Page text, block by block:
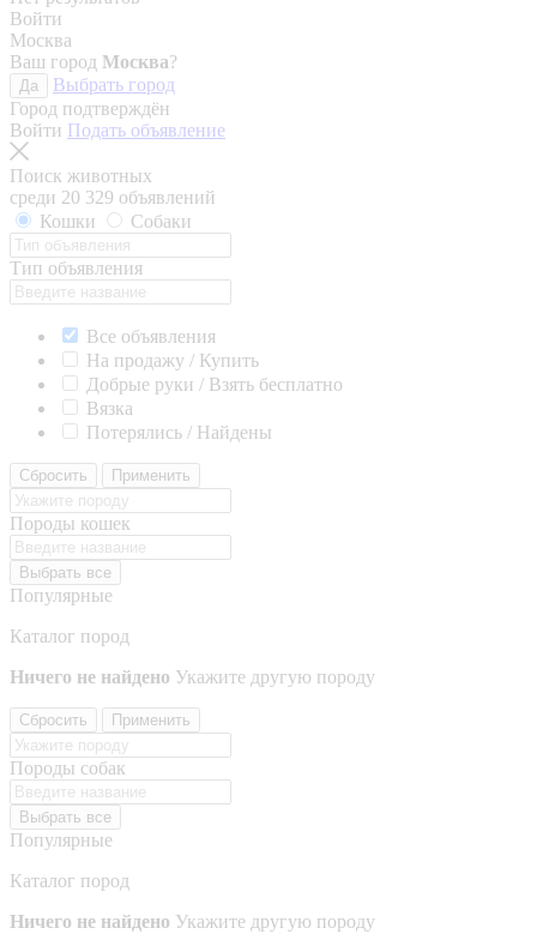
Войти
Москва
Ваш город Москва?
Да
Выбрать город
Город подтверждён
Войти Подать объявление
Поиск животных
среди 20 329 объявлений
Кошки
Собаки
Тип объявления
Все объявления
На продажу / Купить
Добрые руки / Взять бесплатно
Вязка
Потерялись / Найдены
Сбросить Применить
Породы кошек
Выбрать все
Популярные
Каталог пород
Ничего не найдено Укажите другую породу
Сбросить Применить
Породы собак
Выбрать все
Популярные
Каталог пород
Ничего не найдено Укажите другую породу